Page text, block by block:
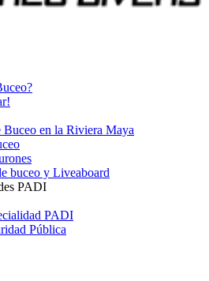
Buceo en la Riviera Maya
buceo y Liveaboard
PADI
PADI
Pública